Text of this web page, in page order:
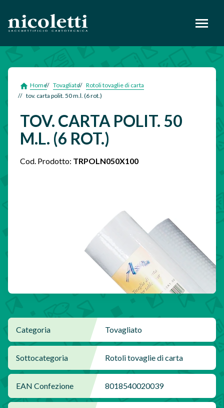
footer
Home Tovagliato
Rotoli tovaglie di carta
tov. carta polit. 50 m.l. (6 rot.)
TOV. CARTA POLIT. 50
M.L. (6 ROT.)
Cod. Prodotto: TRPOLN050X100
Categoria Tovagliato
Sottocategoria Rotoli tovaglie di carta
EAN Confezione 8018540020039